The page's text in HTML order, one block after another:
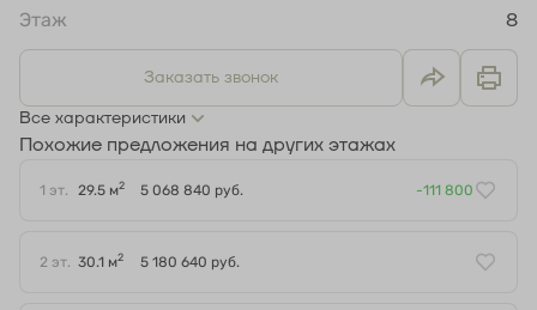
Этаж 8
Заказать звонок
Все характеристики
Похожие предложения на других этажах
1 эт. 29.5 м2 5 068 840 руб. -111 800
2 эт. 30.1 м2 5 180 640 руб.